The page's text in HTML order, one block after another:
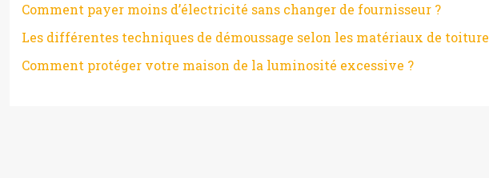
Comment payer moins d’électricité sans changer de fournisseur ?
Les différentes techniques de démoussage selon les matériaux de toiture
Comment protéger votre maison de la luminosité excessive ?